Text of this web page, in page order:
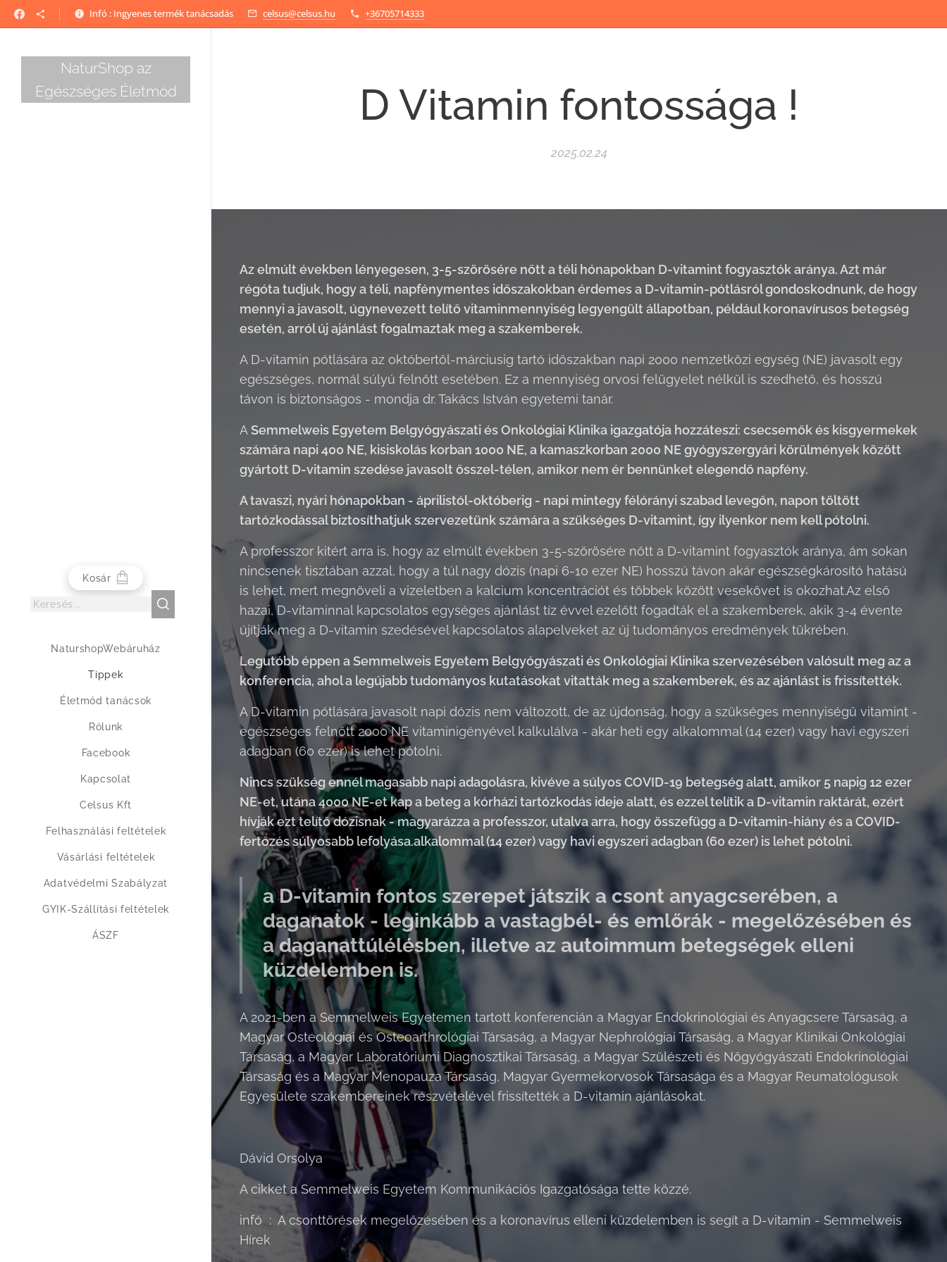
Infó : Ingyenes termék tanácsadás celsus@celsus.hu +36705714333
NaturShop az
Egészséges Életmód
Kosár
NaturshopWebáruház
Tippek
Életmód tanácsok
Rólunk
Facebook
Kapcsolat
Celsus Kft
Felhasználási feltételek
Vásárlási feltételek
Adatvédelmi Szabályzat
GYIK-Szállítási feltételek
ÁSZF
D Vitamin fontossága !
2025.02.24
Az elmúlt években lényegesen, 3-5-szörösére nőtt a téli hónapokban D-vitamint fogyasztók aránya. Azt már
régóta tudjuk, hogy a téli, napfénymentes időszakokban érdemes a D-vitamin-pótlásról gondoskodnunk, de hogy
mennyi a javasolt, úgynevezett telítő vitaminmennyiség legyengült állapotban, például koronavírusos betegség
esetén, arról új ajánlástfogalmaztak meg a szakemberek.
A D-vitamin pótlására az októbertől-márciusig tartó időszakban napi 2000 nemzetközi egység (NE) javasolt egy
egészséges, normál súlyú felnőtt esetében. Ez a mennyiség orvosi felügyelet nélkül is szedhető, és hosszú
távon is biztonságos - mondja dr. Takács István egyetemi tanár.
A Semmelweis Egyetem Belgyógyászati és Onkológiai Klinika igazgatója hozzáteszi: csecsemők és kisgyermekek
számára napi 400 NE, kisiskolás korban 1000 NE, a kamaszkorban 2000 NE gyógyszergyári körülmények között
gyártott D-vitamin szedése javasolt ősszel-télen, amikor nem ér bennünket elegendő napfény.
A tavaszi, nyári hónapokban - áprilistól-októberig - napi mintegy félórányi szabad levegőn, napon töltött
tartózkodással biztosíthatjuk szervezetünk számára a szükséges D-vitamint, így ilyenkor nem kell pótolni.
A professzor kitért arra is, hogy az elmúlt években 3-5-szörösére nőtt a D-vitamint fogyasztók aránya, ám sokan
nincsenek tisztában azzal, hogy a túl nagy dózis (napi 6-10 ezer NE) hosszú távon akár egészségkárosító hatású
is lehet, mert megnöveli a vizeletben a kalcium koncentrációt és többek között vesekövet is okozhat.Az első
hazai, D-vitaminnal kapcsolatos egységes ajánlást tíz évvel ezelőtt fogadták el a szakemberek, akik 3-4 évente
újítják meg a D-vitamin szedésével kapcsolatos alapelveket az új tudományos eredmények tükrében.
Legutóbb éppen a Semmelweis Egyetem Belgyógyászati és Onkológiai Klinika szervezésében valósult meg az a
konferencia, ahol a legújabb tudományos kutatásokat vitatták meg a szakemberek, és az ajánlást is frissítették.
A D-vitamin pótlására javasolt napi dózis nem változott, de az újdonság, hogy a szükséges mennyiségű vitamint -
egészséges felnőtt 2000 NE vitaminigényével kalkulálva - akár heti egy alkalommal (14 ezer) vagy havi egyszeri
adagban (60 ezer) is lehet pótolni.
Nincs szükség ennél magasabb napi adagolásra, kivéve a súlyos COVID-19 betegség alatt, amikor 5 napig 12 ezer
NE-et, utána 4000 NE-et kap a beteg a kórházi tartózkodás ideje alatt, és ezzel telítik a D-vitamin raktárát, ezért
hívják ezt telítő dózisnak - magyarázza a professzor, utalva arra, hogy összefügg a D-vitamin-hiány és a COVID-
fertőzés súlyosabb lefolyása.alkalommal (14 ezer) vagy havi egyszeri adagban (60 ezer) is lehet pótolni.
a D-vitamin fontos szerepet játszik a csont anyagcserében, a
daganatok - leginkább a vastagbél- és emlőrák - megelőzésében és
a daganattúlélésben, illetve az autoimmum betegségek elleni
küzdelemben is.
A 2021-ben a Semmelweis Egyetemen tartott konferencián a Magyar Endokrinológiai és Anyagcsere Társaság, a
Magyar Osteológiai és Osteoarthrológiai Társaság, a Magyar Nephrológiai Társaság, a Magyar Klinikai Onkológiai
Társaság, a Magyar Laboratóriumi Diagnosztikai Társaság, a Magyar Szülészeti és Nőgyógyászati Endokrinológiai
Társaság és a Magyar Menopauza Társaság, Magyar Gyermekorvosok Társasága és a Magyar Reumatológusok
Egyesülete szakembereinek részvételével frissítették a D-vitamin ajánlásokat.
Dávid Orsolya
A cikket a Semmelweis Egyetem Kommunikációs Igazgatósága tette közzé.
infó : A csonttörések megelőzésében és a koronavírus elleni küzdelemben is segít a D-vitamin - Semmelweis
Hírek